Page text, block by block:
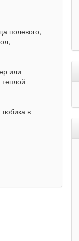
полевого,
или
в